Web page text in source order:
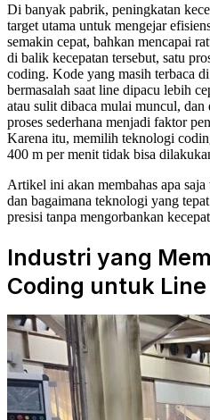
Di banyak pabrik, peningkatan
target utama untuk mengejar
semakin cepat, bahkan mencapai
di balik kecepatan tersebut, satu
coding. Kode yang masih terbaca
bermasalah saat line dipacu lebih
atau sulit dibaca mulai muncul,
proses sederhana menjadi faktor
Karena itu, memilih teknologi
400 m per menit tidak bisa
Artikel ini akan membahas apa
dan bagaimana teknologi yang
presisi tanpa mengorbankan
Industri yang
Coding untuk